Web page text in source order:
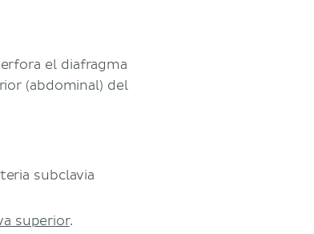
el diafragma
(abdominal) del
subclavia
superior.